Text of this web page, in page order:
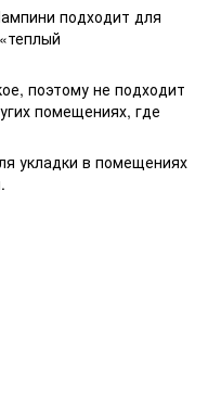
подходит для
поэтому не подходит
помещениях, где
укладки в помещениях